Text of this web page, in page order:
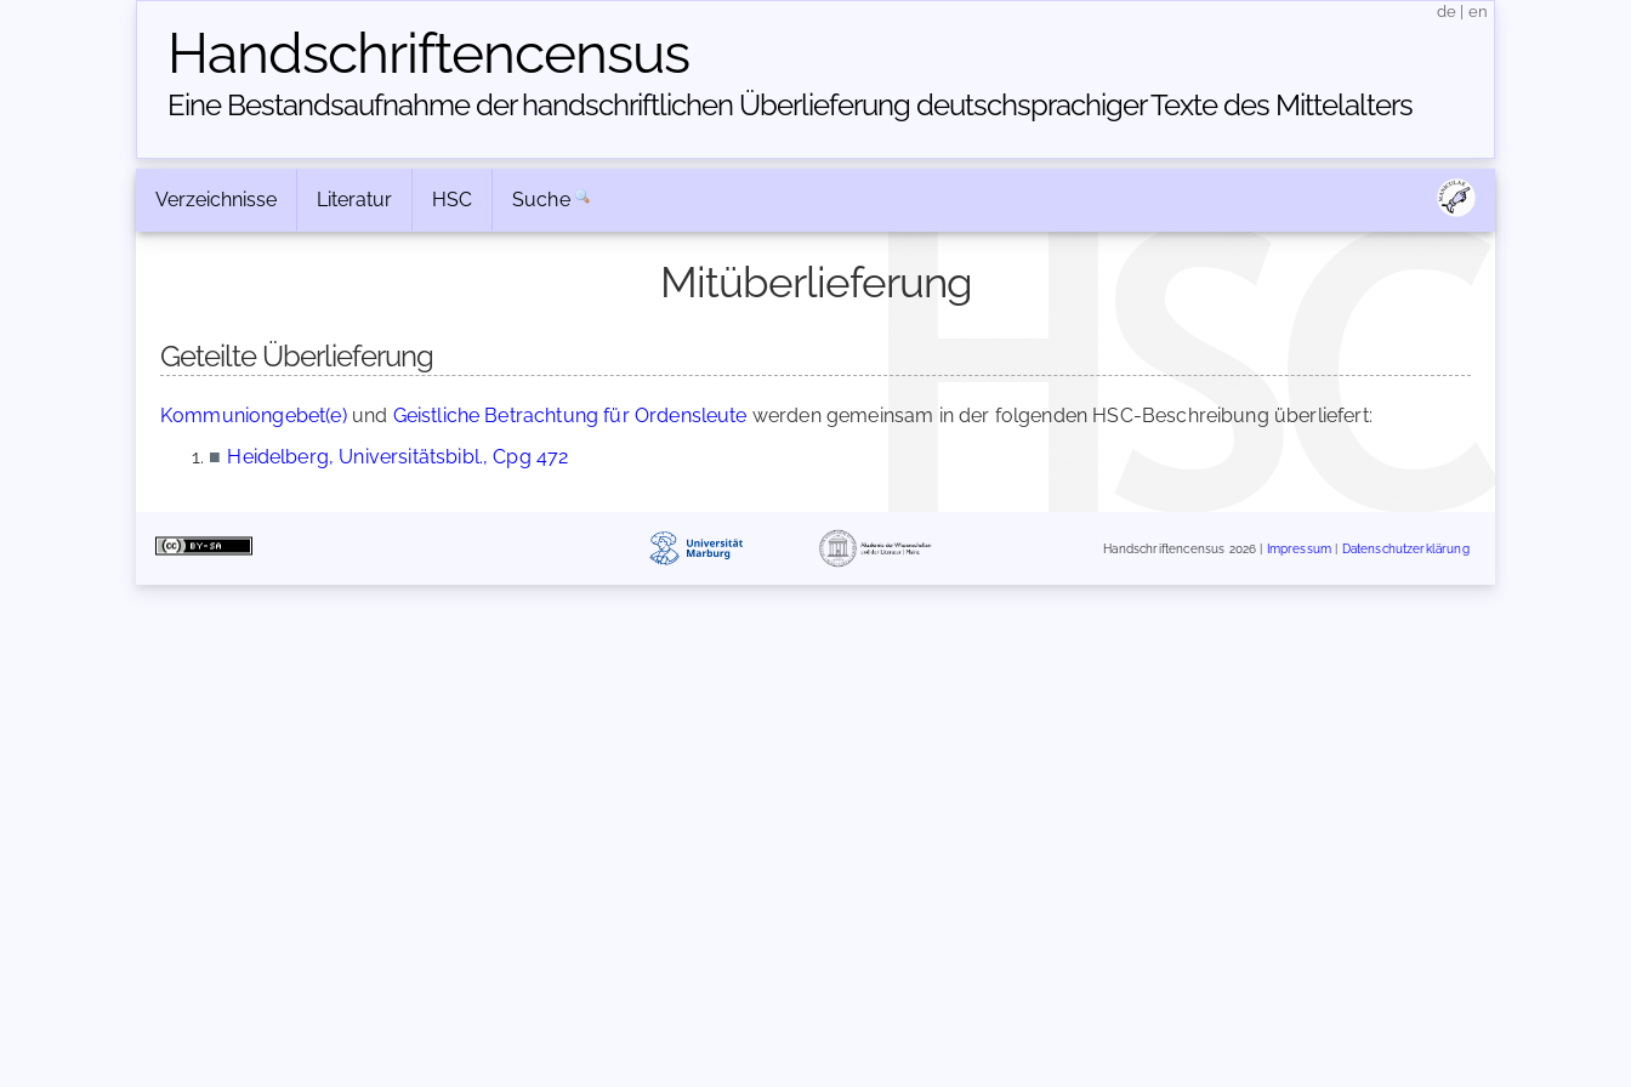
Handschriften­census
Eine Bestandsaufnahme der handschriftlichen Über­lieferung deutschsprachiger Texte des Mittelalters
de en
Verzeichnisse Literatur HSC Suche
Mitüberlieferung
Geteilte Überlieferung
Kommuniongebet(e)und Geistliche Betrachtung für Ordensleute werden gemeinsam in der folgenden HSC-Beschreibung überliefert:
■ Heidelberg, Universitätsbibl., Cpg 472
Handschriftencensus 2026 | Impressum Datenschutzerklärung